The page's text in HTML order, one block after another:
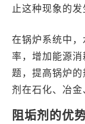
止这种现象的发
在锅炉系统中
率，增加能源
题，提高锅炉
剂在石化、冶金
阻垢剂的优